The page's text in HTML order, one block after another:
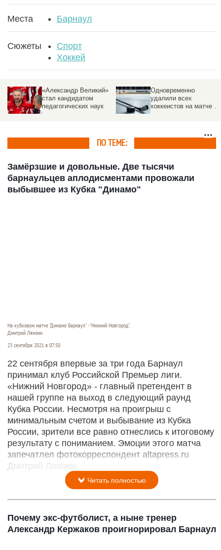
Места Барнаул
Сюжеты
Спорт
Хоккей
«Александр Великий»
стал кандидатом
педагогических наук
Одновременно
удалили всех
хоккеистов на матче в
ПО ТЕМЕ:
Замёрзшие и довольные. Две тысячи
барнаульцев аплодисментами провожали
выбывшее из Кубка "Динамо"
На кубковом матче "Динамо Барнаул" - "Нижний Новгород".
Дмитрий Лямзин
23 сентября 2021 в 07:50
22 сентября впервые за три года Барнаул
принимал клуб Российской Премьер лиги.
«Нижний Новгород» - главный претендент в
нашей группе на выход в следующий раунд
Кубка России. Несмотря на проигрыш с
минимальным счетом и выбывание из Кубка
России, зрители все равно отнеслись к итоговому
результату с пониманием. Эмоции этого матча
запечатлел фотокорреспондент altapress.ru
Дмитрий Лямзин.
Читать полностью
Почему экс-футболист, а ныне тренер
Александр Кержаков проигнорировал Барнаул